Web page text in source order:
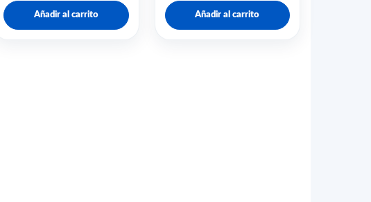
Añadir al carrito Añadir al carrito